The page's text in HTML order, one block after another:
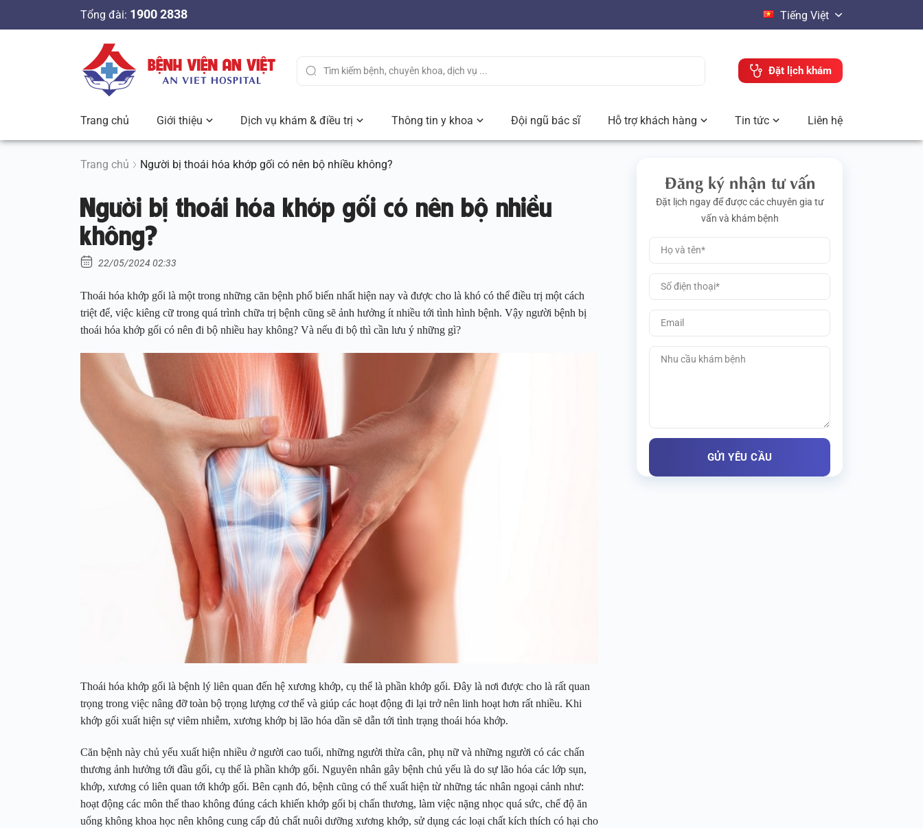
n
Tổng đài: 1900 2838 Tiếng Việt
Đặt lịch khám
Trang chủ Giới thiệu Dịch vụ khám & điều trị Thông tin y khoa Đội ngũ bác sĩ Hỗ trợ khách hàng Tin tức Liên hệ
Trang chủ Người bị thoái hóa khớp gối có nên bộ nhiều không?
Người bị thoái hóa khớp gối có nên bộ nhiều
không?
22/05/2024 02:33
Thoái hóa khớp gối là một trong những căn bệnh phổ biến nhất hiện nay và được cho là khó có thể điều trị một cách
triệt để, việc kiêng cữ trong quá trình chữa trị bệnh cũng sẽ ảnh hưởng ít nhiều tới tình hình bệnh. Vậy người bệnh bị
thoái hóa khớp gối có nên đi bộ nhiều hay không? Và nếu đi bộ thì cần lưu ý những gì?
Thoái hóa khớp gối là bệnh lý liên quan đến hệ xương khớp, cụ thể là phần khớp gối. Đây là nơi được cho là rất quan
trọng trong việc nâng đỡ toàn bộ trọng lượng cơ thể và giúp các hoạt động đi lại trở nên linh hoạt hơn rất nhiều. Khi
khớp gối xuất hiện sự viêm nhiễm, xương khớp bị lão hóa dần sẽ dẫn tới tình trạng thoái hóa khớp.
Căn bệnh này chủ yếu xuất hiện nhiều ở người cao tuổi, những người thừa cân, phụ nữ và những người có các chấn
thương ảnh hưởng tới đầu gối, cụ thể là phần khớp gối. Nguyên nhân gây bệnh chủ yếu là do sự lão hóa các lớp sụn,
khớp, xương có liên quan tới khớp gối. Bên cạnh đó, bệnh cũng có thể xuất hiện từ những tác nhân ngoại cảnh như:
hoạt động các môn thể thao không đúng cách khiến khớp gối bị chấn thương, làm việc nặng nhọc quá sức, chế độ ăn
uống không khoa học nên không cung cấp đủ chất nuôi dưỡng xương khớp, sử dụng các loại chất kích thích có hại cho
Đăng ký nhận tư vấn
Đặt lịch ngay để được các chuyên gia tư
vấn và khám bệnh